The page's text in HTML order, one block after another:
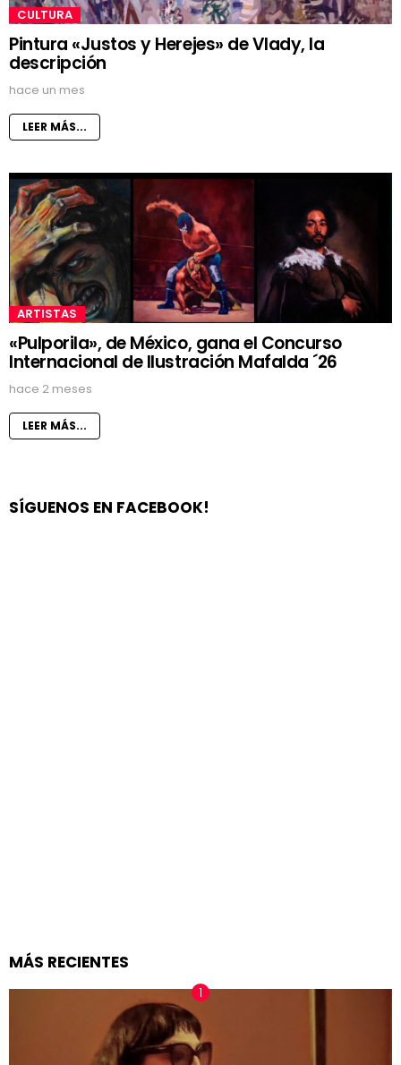
CULTURA
Pintura «Justos y Herejes» de Vlady, la
descripción
hace un mes
LEER MÁS...
ARTISTAS
«Pulporila», de México, gana el Concurso
Internacional de Ilustración Mafalda ´26
hace 2 meses
LEER MÁS...
SÍGUENOS EN FACEBOOK!
MÁS RECIENTES